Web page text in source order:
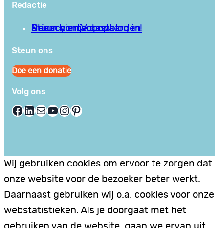
Redactie
Privacy en Voorwaarden
Stuur hier je gastblog in!
Neem contact op
Steun ons
Doe een donatie
Volg ons
Facebook LinkedIn E-mail YouTube InstagramPinterest
Wij gebruiken cookies om ervoor te zorgen dat
onze website voor de bezoeker beter werkt.
Daarnaast gebruiken wij o.a. cookies voor onze
webstatistieken. Als je doorgaat met het